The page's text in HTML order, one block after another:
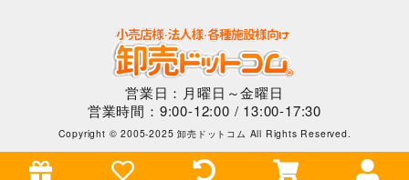
営業日：月曜日～金曜日
営業時間：9:00-12:00 / 13:00-17:30
Copyright © 2005-2025 卸売ドットコム All Rights Reserved.